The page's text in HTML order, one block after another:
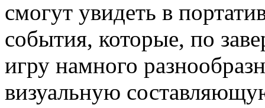
смогут увидеть в
события, которые, по
игру намного
визуальную